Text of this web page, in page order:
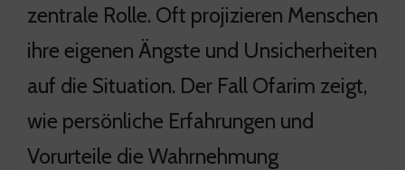
zentrale Rolle. Oft projizieren Menschen
ihre eigenen Ängste und Unsicherheiten
auf die Situation. Der Fall Ofarim zeigt,
wie persönliche Erfahrungen und
Vorurteile die Wahrnehmung